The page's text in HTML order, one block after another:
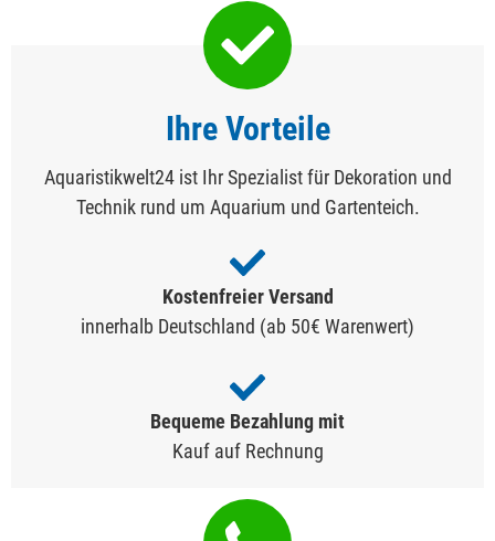
Ihre Vorteile
Aquaristikwelt24 ist Ihr Spezialist für Dekoration und
Technik rund um Aquarium und Gartenteich.
Kostenfreier Versand
innerhalb Deutschland (ab 50€ Warenwert)
Bequeme Bezahlung mit
Kauf auf Rechnung